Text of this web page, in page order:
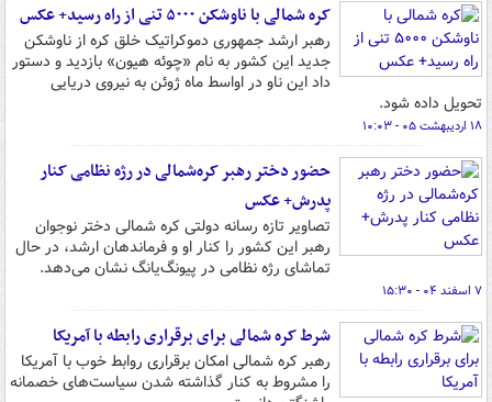
کره شمالی با ناوشکن ۵۰۰۰ تنی از راه رسید+ عکس
رهبر ارشد جمهوری دموکراتیک خلق کره از ناوشکن
جدید این کشور به نام «چوئه هیون» بازدید و دستور
داد این ناو در اواسط ماه ژوئن به نیروی دریایی
تحویل داده شود.
۱۸ اردیبهشت ۰۵ - ۱۰:۰۳
حضور دختر رهبر کره‌شمالی در رژه نظامی کنار
پدرش+ عکس
تصاویر تازه رسانه‌ دولتی کره شمالی دختر نوجوان
رهبر این کشور را کنار او و فرماندهان ارشد، در حال
تماشای رژه نظامی در پیونگ‌یانگ نشان می‌دهد.
۷ اسفند ۰۴ - ۱۵:۳۰
شرط کره شمالی برای برقراری رابطه با آمریکا
رهبر کره شمالی امکان برقراری روابط خوب با آمریکا
را مشروط به کنار گذاشته شدن سیاست‌های خصمانه